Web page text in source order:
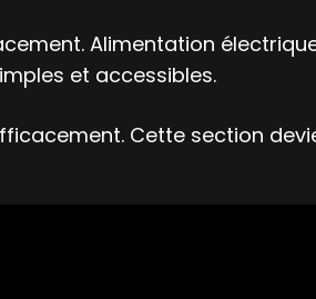
Alimentation
et accessibles.
Cette section